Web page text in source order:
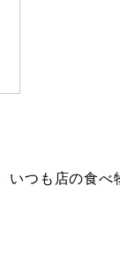
いつも店の食べ